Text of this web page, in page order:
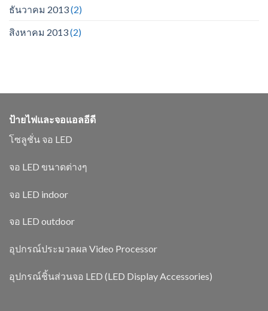
ธันวาคม 2013(2)
สิงหาคม 2013(2)
ป้ายไฟและจอแอลอีดี
โซลูชั่น จอ LED
จอ LED ขนาดต่างๆ
จอ LED indoor
จอ LED outdoor
อุปกรณ์ประมวลผล Video Processor
อุปกรณ์ชิ้นส่วนจอ LED (LED Display Accessories)